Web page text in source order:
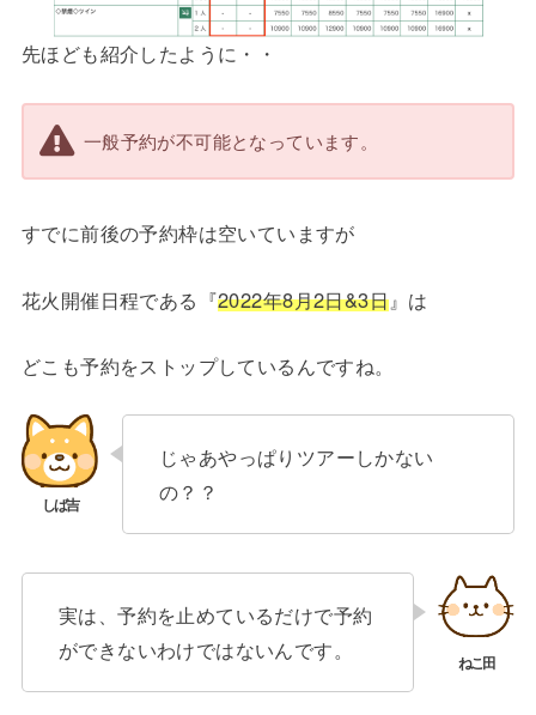
先ほども紹介したように・・
一般予約が不可能となっています。
すでに前後の予約枠は空いていますが
花火開催日程である『2022年8月2日&3日』は
どこも予約をストップしているんですね。
じゃあやっぱりツアーしかない
の？？
実は、予約を止めているだけで予約
ができないわけではないんです。